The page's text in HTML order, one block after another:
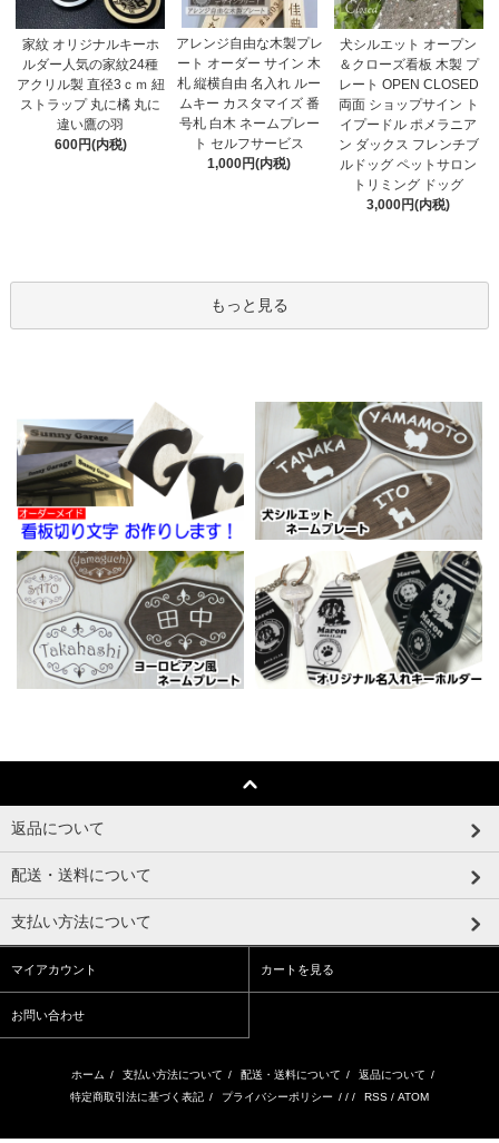
家紋 オリジナルキーホ
ルダー人気の家紋24種
アクリル製 直径3ｃｍ 紐
ストラップ 丸に橘 丸に
違い鷹の羽
600円(内税)
アレンジ自由な木製プレ
ート オーダー サイン 木
札 縦横自由 名入れ ルー
ムキー カスタマイズ 番
号札 白木 ネームプレー
ト セルフサービス
1,000円(内税)
犬シルエット オープン
＆クローズ看板 木製 プ
レート OPEN CLOSED
両面 ショップサイン ト
イプードル ポメラニア
ン ダックス フレンチブ
ルドッグ ペットサロン
トリミング ドッグ
3,000円(内税)
もっと見る
返品について
配送・送料について
支払い方法について
マイアカウント カートを見る
お問い合わせ
ホーム / 支払い方法について / 配送・送料について / 返品について /
特定商取引法に基づく表記 / プライバシーポリシー / / / RSS / ATOM